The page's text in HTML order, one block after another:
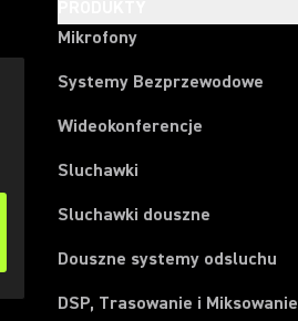
Mikrofony
Systemy Bezprzewodowe
Wideokonferencje
Sluchawki
Sluchawki douszne
Douszne systemy odsluchu
DSP, Trasowanie i Miksowanie